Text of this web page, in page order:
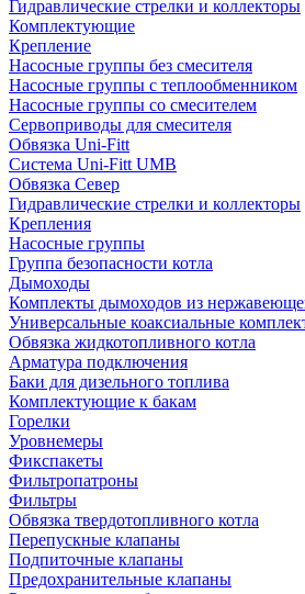
Гидравлические стрелки и коллекторы
Комплектующие
Крепление
Насосные группы без смесителя
Насосные группы с теплообменником
Насосные группы со смесителем
Сервоприводы для смесителя
Обвязка Uni-Fitt
Система Uni-Fitt UMB
Обвязка Север
Гидравлические стрелки и коллекторы
Крепления
Насосные группы
Группа безопасности котла
Дымоходы
Комплекты дымоходов из
Универсальные коаксиальные
Обвязка жидкотопливного котла
Арматура подключения
Баки для дизельного топлива
Комплектующие к бакам
Горелки
Уровнемеры
Фикспакеты
Фильтропатроны
Фильтры
Обвязка твердотопливного котла
Перепускные клапаны
Подпиточные клапаны
Предохранительные клапаны